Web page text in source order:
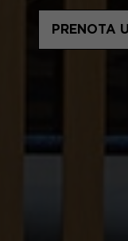
PRENOTA